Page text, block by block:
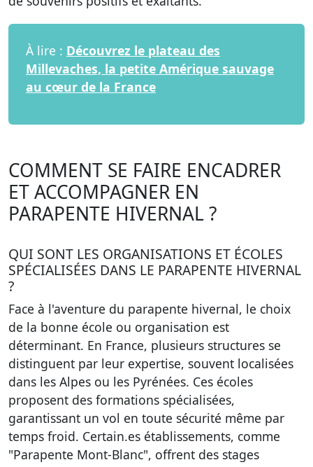
À lire : Découvrez le plateau des
Millevaches, la petite Amérique sauvage
au cœur de la France
COMMENT SE FAIRE ENCADRER
ET ACCOMPAGNER EN
PARAPENTE HIVERNAL ?
QUI SONT LES ORGANISATIONS ET ÉCOLES
SPÉCIALISÉES DANS LE PARAPENTE HIVERNAL
?
Face à l'aventure du parapente hivernal, le choix
de la bonne école ou organisation est
déterminant. En France, plusieurs structures se
distinguent par leur expertise, souvent localisées
dans les Alpes ou les Pyrénées. Ces écoles
proposent des formations spécialisées,
garantissant un vol en toute sécurité même par
temps froid. Certain.es établissements, comme
"Parapente Mont-Blanc", offrent des stages